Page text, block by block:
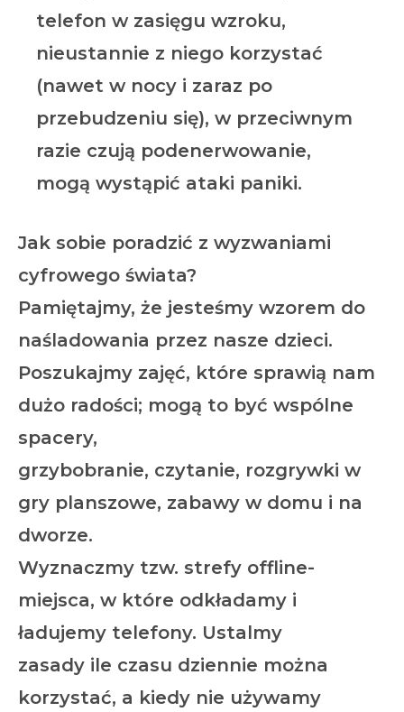
telefon w zasięgu wzroku,
nieustannie z niego korzystać
(nawet w nocy i zaraz po
przebudzeniu się), w przeciwnym
razie czują podenerwowanie,
mogą wystąpić ataki paniki.
Jak sobie poradzić z wyzwaniami
cyfrowego świata?
Pamiętajmy, że jesteśmy wzorem do
naśladowania przez nasze dzieci.
Poszukajmy zajęć, które sprawią nam
dużo radości; mogą to być wspólne
spacery,
grzybobranie, czytanie, rozgrywki w
gry planszowe, zabawy w domu i na
dworze.
Wyznaczmy tzw. strefy offline-
miejsca, w które odkładamy i
ładujemy telefony. Ustalmy
zasady ile czasu dziennie można
korzystać, a kiedy nie używamy